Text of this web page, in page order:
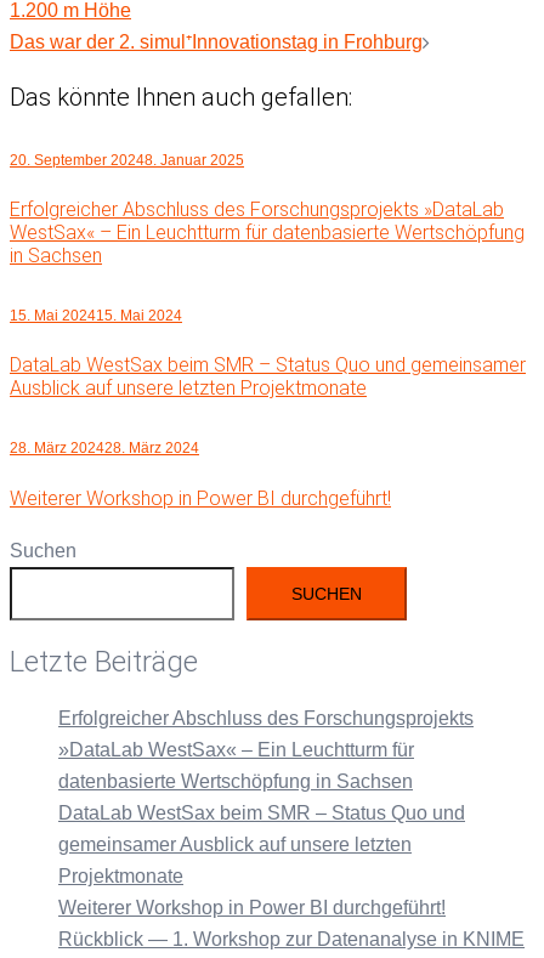
1.200 m Höhe
Das war der 2. simul⁺Innovationstag in Frohburg
Das könnte Ihnen auch gefallen:
20. September 20248. Januar 2025
Erfolgreicher Abschluss des Forschungsprojekts »DataLab
WestSax« – Ein Leuchtturm für datenbasierte Wertschöpfung
in Sachsen
15. Mai 202415. Mai 2024
DataLab WestSax beim SMR – Status Quo und gemeinsamer
Ausblick auf unsere letzten Projektmonate
28. März 202428. März 2024
Weiterer Workshop in Power BI durchgeführt!
Suchen
SUCHEN
Letzte Beiträge
Erfolgreicher Abschluss des Forschungsprojekts
»DataLab WestSax« – Ein Leuchtturm für
datenbasierte Wertschöpfung in Sachsen
DataLab WestSax beim SMR – Status Quo und
gemeinsamer Ausblick auf unsere letzten
Projektmonate
Weiterer Workshop in Power BI durchgeführt!
Rückblick — 1. Workshop zur Datenanalyse in KNIME